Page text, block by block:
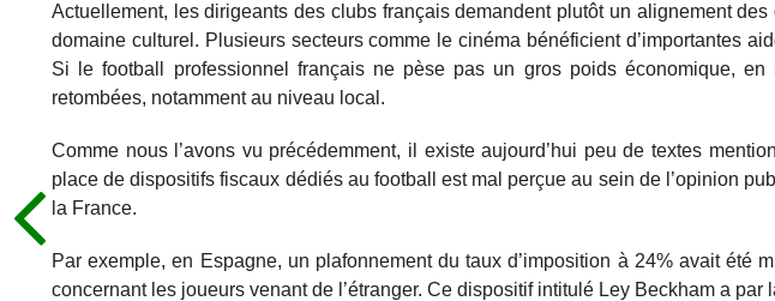
Actuellement, les dirigeants des clubs français demandent plutôt un alignement
domaine culturel. Plusieurs secteurs comme le cinéma bénéficient d’importantes
Si le football professionnel français ne pèse pas un gros poids économique, en
retombées, notamment au niveau local.
Comme nous l’avons vu précédemment, il existe aujourd’hui peu de textes
place de dispositifs fiscaux dédiés au football est mal perçue au sein de l’opinion
la France.
Par exemple, en Espagne, un plafonnement du taux d’imposition à 24% avait été
concernant les joueurs venant de l’étranger. Ce dispositif intitulé Ley Beckham a